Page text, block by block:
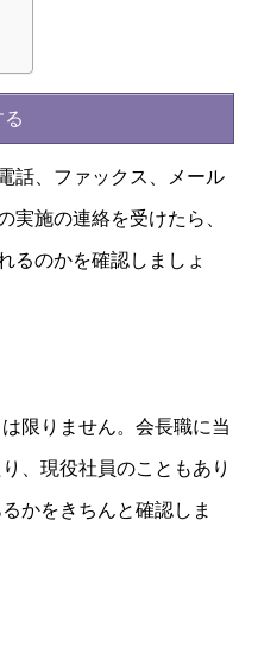
話、ファックス、メール
実施の連絡を受けたら、
るのかを確認しましょ
限りません。会長職に当
、現役社員のこともあり
かをきちんと確認しま